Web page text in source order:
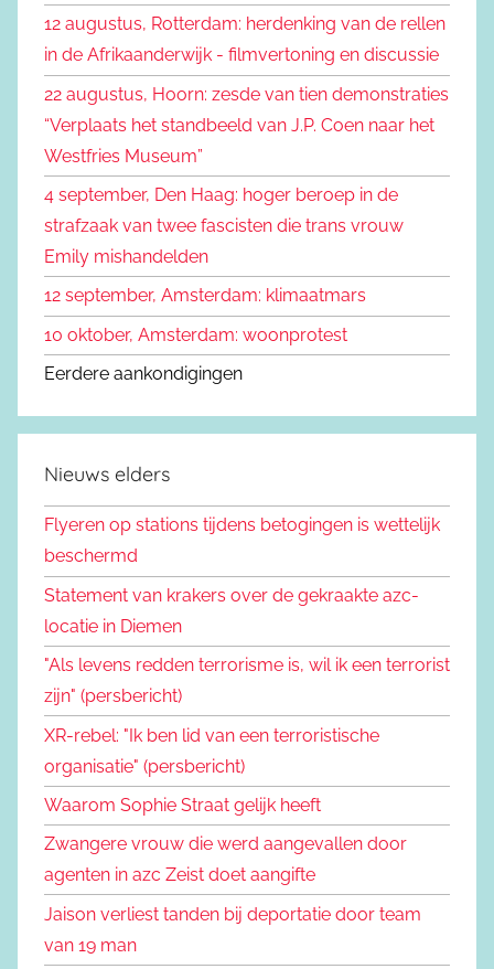
n
a
:
e
n
12 augustus, Rotterdam: herdenking van de rellen
in de Afrikaanderwijk - filmvertoning en discussie
22 augustus, Hoorn: zesde van tien demonstraties
“Verplaats het standbeeld van J.P. Coen naar het
Westfries Museum”
4 september, Den Haag: hoger beroep in de
strafzaak van twee fascisten die trans vrouw
Emily mishandelden
12 september, Amsterdam: klimaatmars
10 oktober, Amsterdam: woonprotest
Eerdere aankondigingen
Nieuws elders
Flyeren op stations tijdens betogingen is wettelijk
beschermd
Statement van krakers over de gekraakte azc-
locatie in Diemen
"Als levens redden terrorisme is, wil ik een terrorist
zijn" (persbericht)
XR-rebel: "Ik ben lid van een terroristische
organisatie" (persbericht)
Waarom Sophie Straat gelijk heeft
Zwangere vrouw die werd aangevallen door
agenten in azc Zeist doet aangifte
Jaison verliest tanden bij deportatie door team
van 19 man